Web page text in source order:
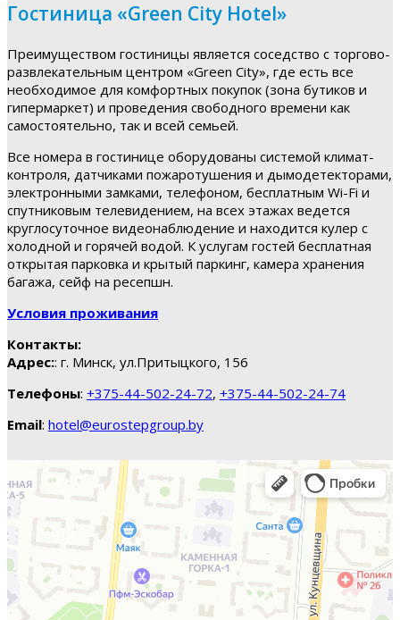
Гостиница «Green City Hotel»
Преимуществом гостиницы является соседство с торгово-
развлекательным центром «Green City», где есть все
необходимое для комфортных покупок (зона бутиков и
гипермаркет) и проведения свободного времени как
самостоятельно, так и всей семьей.
Все номера в гостинице оборудованы системой климат-
контроля, датчиками пожаротушения и дымодетекторами,
электронными замками, телефоном, бесплатным Wi-Fi и
спутниковым телевидением, на всех этажах ведется
круглосуточное видеонаблюдение и находится кулер с
холодной и горячей водой. К услугам гостей бесплатная
открытая парковка и крытый паркинг, камера хранения
багажа, сейф на ресепшн.
Условия проживания
Контакты:
Адрес:: г. Минск, ул.Притыцкого, 156
Телефоны: +375-44-502-24-72, +375-44-502-24-74
Email: hotel@eurostepgroup.by